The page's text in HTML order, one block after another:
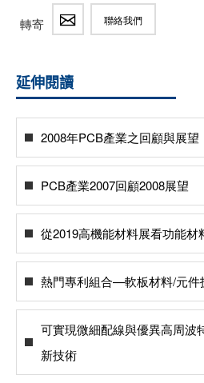
轉寄 聯絡我們
延伸閱讀
2008年PCB產業之回顧與展望
PCB產業2007回顧2008展望
從2019高機能材料展看功能材
熱門專利組合—軟板材料/元件
可實現微細配線與優異高周波
新技術